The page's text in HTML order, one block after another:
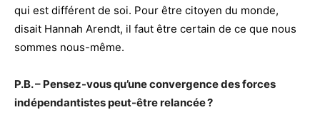
qui est différent de soi. Pour être citoyen du monde,
disait Hannah Arendt, il faut être certain de ce que nous
sommes nous-même.
P.B. – Pensez-vous qu’une convergence des forces
indépendantistes peut-être relancée ?